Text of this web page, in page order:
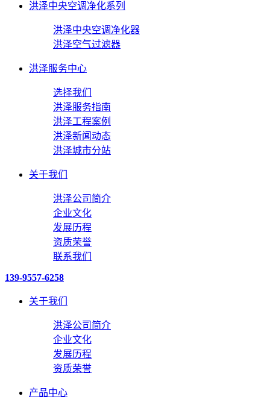
洪泽中央空调净化系列
洪泽中央空调净化器
洪泽空气过滤器
洪泽服务中心
选择我们
洪泽服务指南
洪泽工程案例
洪泽新闻动态
洪泽城市分站
关于我们
洪泽公司简介
企业文化
发展历程
资质荣誉
联系我们
139-9557-6258
关于我们
洪泽公司简介
企业文化
发展历程
资质荣誉
产品中心